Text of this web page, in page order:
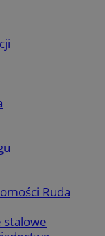
Ruda
stalowe